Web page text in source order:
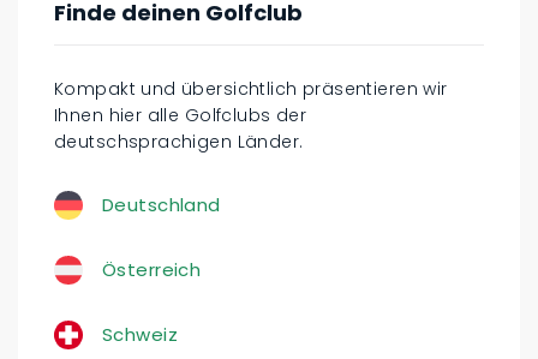
Finde deinen Golfclub
Kompakt und übersichtlich präsentieren wir
Ihnen hier alle Golfclubs der
deutschsprachigen Länder.
Deutschland
Österreich
Schweiz